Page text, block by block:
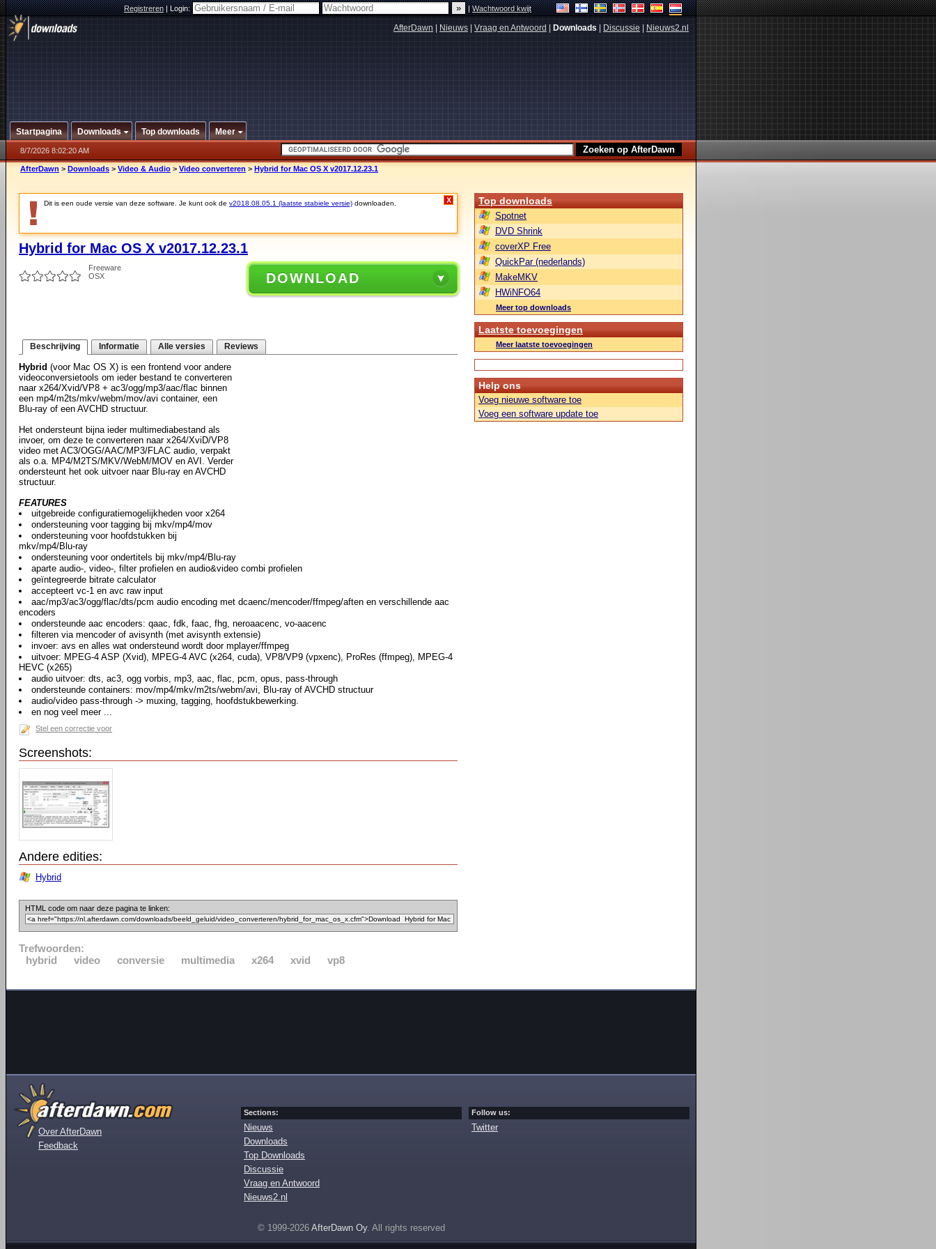
Registreren|Login: |Wachtwoord kwijt
AfterDawn Nieuws Vraag en Antwoord Downloads Discussie Nieuws2.nl
Startpagina Downloads Top downloads Meer
8/7/2026 8:02:20 AM
AfterDawn > Downloads > Video & Audio > Video converteren > Hybrid for Mac OS X v2017.12.23.1
Dit is een oude versie van deze software. Je kunt ook de v2018.08.05.1 (laatste stabiele versie) downloaden. X
Hybrid for Mac OS X v2017.12.23.1
Freeware
OSX
DOWNLOAD
Beschrijving Informatie Alle versies Reviews
Hybrid (voor Mac OS X) is een frontend voor andere
videoconversietools om ieder bestand te converteren
naar x264/Xvid/VP8 + ac3/ogg/mp3/aac/flac binnen
een mp4/m2ts/mkv/webm/mov/avi container, een
Blu-ray of een AVCHD structuur.
Het ondersteunt bijna ieder multimediabestand als
invoer, om deze te converteren naar x264/XviD/VP8
video met AC3/OGG/AAC/MP3/FLAC audio, verpakt
als o.a. MP4/M2TS/MKV/WebM/MOV en AVI. Verder
ondersteunt het ook uitvoer naar Blu-ray en AVCHD
structuur.
FEATURES
uitgebreide configuratiemogelijkheden voor x264
ondersteuning voor tagging bij mkv/mp4/mov
ondersteuning voor hoofdstukken bij
mkv/mp4/Blu-ray
ondersteuning voor ondertitels bij mkv/mp4/Blu-ray
aparte audio-, video-, filter profielen en audio&video combi profielen
geïntegreerde bitrate calculator
accepteert vc-1 en avc raw input
aac/mp3/ac3/ogg/flac/dts/pcm audio encoding met dcaenc/mencoder/ffmpeg/aften en verschillende aac
encoders
ondersteunde aac encoders: qaac, fdk, faac, fhg, neroaacenc, vo-aacenc
filteren via mencoder of avisynth (met avisynth extensie)
invoer: avs en alles wat ondersteund wordt door mplayer/ffmpeg
uitvoer: MPEG-4 ASP (Xvid), MPEG-4 AVC (x264, cuda), VP8/VP9 (vpxenc), ProRes (ffmpeg), MPEG-4
HEVC (x265)
audio uitvoer: dts, ac3, ogg vorbis, mp3, aac, flac, pcm, opus, pass-through
ondersteunde containers: mov/mp4/mkv/m2ts/webm/avi, Blu-ray of AVCHD structuur
audio/video pass-through -> muxing, tagging, hoofdstukbewerking.
en nog veel meer ...
Stel een correctie voor
Screenshots:
Andere edities:
Hybrid
HTML code om naar deze pagina te linken:
Trefwoorden:
hybrid
video conversie multimedia x264 xvid vp8
Top downloads
Spotnet
DVD Shrink
coverXP Free
QuickPar (nederlands)
MakeMKV
HWiNFO64
Meer top downloads
Laatste toevoegingen
Meer laatste toevoegingen
Help ons
Voeg nieuwe software toe
Voeg een software update toe
Over AfterDawn
Feedback
Sections:
Nieuws
Downloads
Top Downloads
Discussie
Vraag en Antwoord
Nieuws2.nl
Follow us:
Twitter
© 1999-2026 AfterDawn Oy. All rights reserved